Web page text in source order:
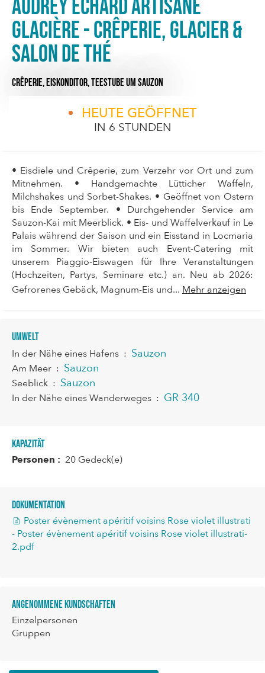
Audrey Echard Artisane
glacière - Crêperie, Glacier &
salon de thé
CRÊPERIE,EISKONDITOR,TEESTUBEUM SAUZON
HEUTE GEÖFFNET
IN 6 STUNDEN
• Eisdiele und Crêperie, zum Verzehr vor Ort und zum
Mitnehmen. • Handgemachte Lütticher Waffeln,
Milchshakes und Sorbet-Shakes. • Geöffnet von Ostern
bis Ende September. • Durchgehender Service am
Sauzon-Kai mit Meerblick. • Eis- und Waffelverkauf in Le
Palais während der Saison und ein Eisstand in Locmaria
im Sommer. Wir bieten auch Event-Catering mit
unserem Piaggio-Eiswagen für Ihre Veranstaltungen
(Hochzeiten, Partys, Seminare etc.) an. Neu ab 2026:
Gefrorenes Gebäck, Magnum-Eis und... Mehr anzeigen
Umwelt
In der Nähe eines Hafens : Sauzon
Am Meer : Sauzon
Seeblick : Sauzon
In der Nähe eines Wanderweges : GR 340
Kapazität
Personen : 20 Gedeck(e)
Dokumentation
Poster évènement apéritif voisins Rose violet illustrati
- Poster évènement apéritif voisins Rose violet illustrati-
2.pdf
Angenommene Kundschaften
Einzelpersonen
Gruppen